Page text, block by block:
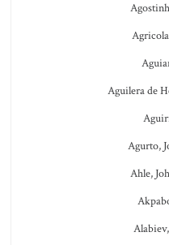
Aguilera de
Agurto,
Ahle,